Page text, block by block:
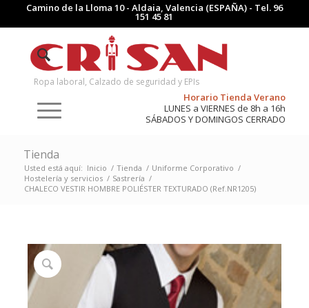
Camino de la Lloma 10 - Aldaia, Valencia (ESPAÑA) - Tel. 96
151 45 81
Ropa laboral, Calzado de seguridad y EPIs
Horario Tienda Verano
LUNES a VIERNES de 8h a 16h
SÁBADOS Y DOMINGOS CERRADO
Tienda
Usted está aquí: Inicio / Tienda / Uniforme Corporativo /
Hostelería y servicios / Sastrería /
CHALECO VESTIR HOMBRE POLIÉSTER TEXTURADO (Ref.NR1205)